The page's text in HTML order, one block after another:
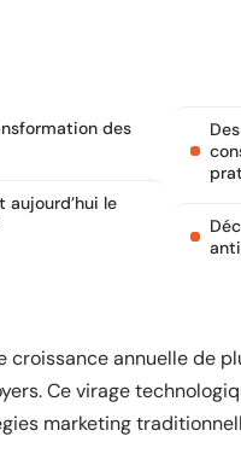
des
aujourd’hui le
croissance annuelle de
Ce virage
marketing